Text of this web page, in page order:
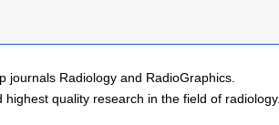
journals Radiology and RadioGraphics.
quality research in the field of radiology.